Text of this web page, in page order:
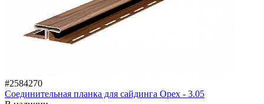
#2584270
Соединительная планка для сайдинга Орех - 3.05